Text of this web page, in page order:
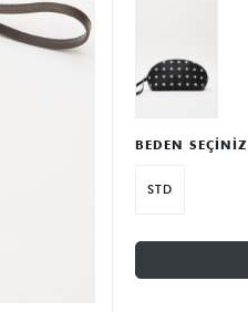
BEDEN SEÇİNİZ
STD